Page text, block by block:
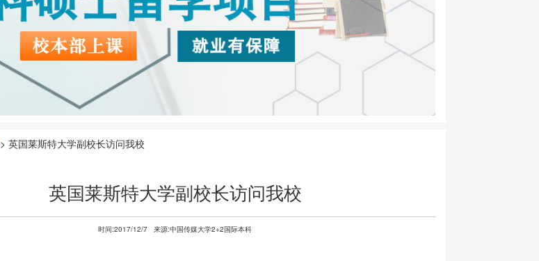
> 英国莱斯特大学副校长访问我校
英国莱斯特大学副校长访问我校
时间:2017/12/7 来源:中国传媒大学2+2国际本科